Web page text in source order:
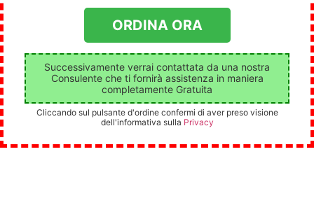
Successivamente verrai contattata da una nostra
Consulente che ti fornirà assistenza in maniera
completamente Gratuita
Cliccando sul pulsante d'ordine confermi di aver preso visione
dell'informativa sulla Privacy